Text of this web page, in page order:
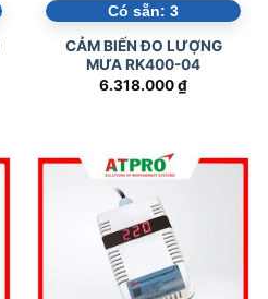
Có sẵn: 3
CẢM BIẾN ĐO LƯỢNG
MƯA RK400-04
6.318.000₫